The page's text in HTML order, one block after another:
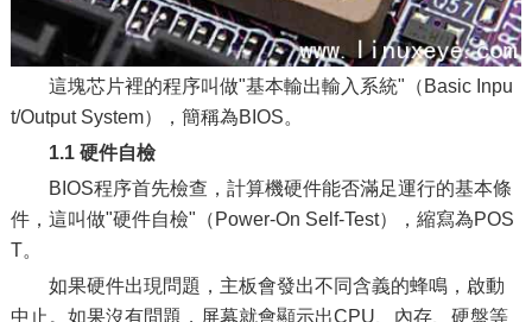
這塊芯片裡的程序叫做"基本輸出輸入系統"（Basic Inpu
t/Output System），簡稱為BIOS。
1.1 硬件自檢
BIOS程序首先檢查，計算機硬件能否滿足運行的基本條
件，這叫做"硬件自檢"（Power-On Self-Test），縮寫為POS
T。
如果硬件出現問題，主板會發出不同含義的蜂鳴，啟動
中止。如果沒有問題，屏幕就會顯示出CPU、內存、硬盤等